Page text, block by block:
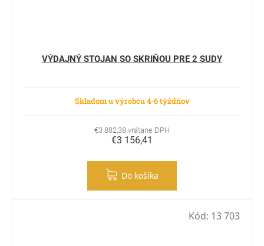
VÝDAJNÝ STOJAN SO SKRIŇOU PRE 2 SUDY
Skladom u výrobcu 4-6 týždňov
€3 882,38 vrátane DPH
€3 156,41
Do košíka
Kód: 13 703